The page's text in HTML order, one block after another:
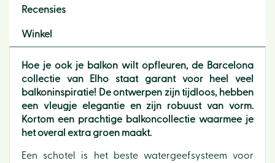
Recensies
Winkel
Hoe je ook je balkon wilt opfleuren, de Barcelona
collectie van Elho staat garant voor heel veel
balkoninspiratie! De ontwerpen zijn tijdloos, hebben
een vleugje elegantie en zijn robuust van vorm.
Kortom een prachtige balkoncollectie waarmee je
het overal extra groen maakt.
Een schotel is het beste watergeefsysteem voor